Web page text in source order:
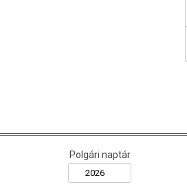
Polgári naptár